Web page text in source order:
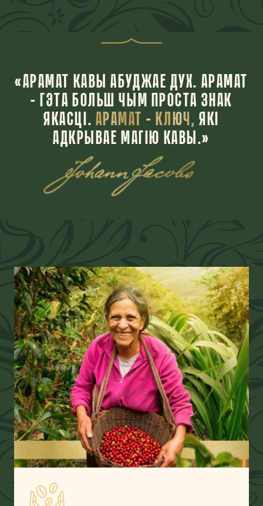
«АРАМАТ КАВЫ АБУДЖАЕ ДУХ. АРАМАТ
– ГЭТА БОЛЬШ ЧЫМ ПРОСТА ЗНАК
ЯКАСЦІ. АРАМАТ – КЛЮЧ, ЯКІ
АДКРЫВАЕ МАГІЮ КАВЫ.»